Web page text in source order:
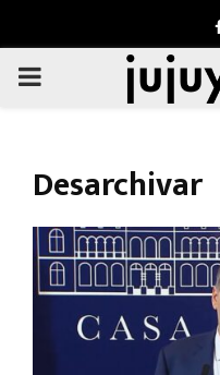
PRIMARY
Desarchivar